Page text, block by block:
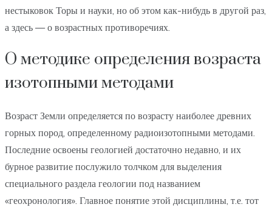
нестыковок Торы и науки, но об этом как-нибудь в другой раз,
а здесь — о возрастных противоречиях.
О методике определения возраста
изотопными методами
Возраст Земли определяется по возрасту наиболее древних
горных пород, определенному радиоизотопными методами.
Последние освоены геологией достаточно недавно, и их
бурное развитие послужило толчком для выделения
специального раздела геологии под названием
«геохронология». Главное понятие этой дисциплины, т.е. тот